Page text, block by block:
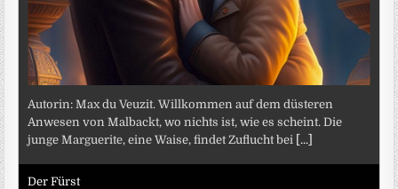
Autorin: Max du Veuzit. Willkommen auf dem düsteren
Anwesen von Malbackt, wo nichts ist, wie es scheint. Die
junge Marguerite, eine Waise, findet Zuflucht bei [...]
Der Fürst